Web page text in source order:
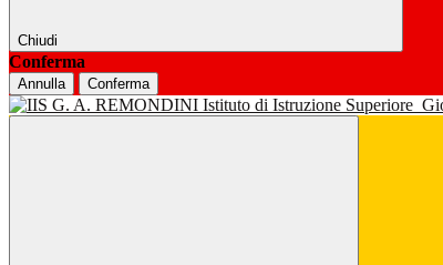
Chiudi
Conferma
Annulla Conferma
Istituto di Istruzione Superiore